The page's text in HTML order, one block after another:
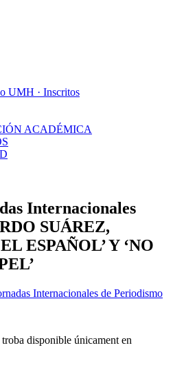
UMH · Inscritos
ACADÉMICA
Internacionales
SUÁREZ,
ESPAÑOL’ Y ‘NO
Internacionales de Periodismo
disponible únicament en